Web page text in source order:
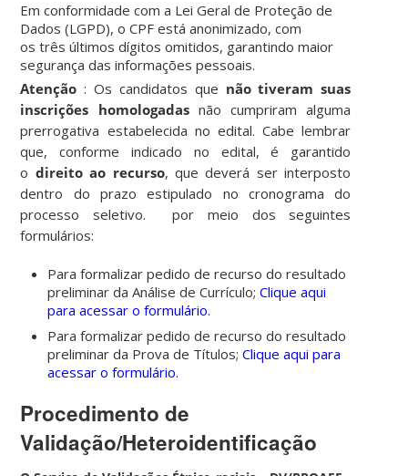
Em conformidade com a Lei Geral de Proteção de
Dados (LGPD), oCPF está anonimizado, com
ostrês últimos dígitos omitidos, garantindo maior
segurança das informações pessoais.
Atenção: Os candidatos que não tiveram suas
inscrições homologadas não cumpriram alguma
prerrogativa estabelecida no edital. Cabe lembrar
que, conforme indicado no edital, é garantido
o direito ao recurso, que deverá ser interposto
dentro do prazo estipulado no cronograma do
processo seletivo. por meio dos seguintes
formulários:
Para formalizar pedido de recurso do resultado
preliminar da Análise de Currículo;Clique aqui
para acessar o formulário.
Para formalizar pedido de recurso do resultado
preliminar da Prova de Títulos;Clique aqui para
acessar o formulário.
Procedimento de
Validação/Heteroidentificação